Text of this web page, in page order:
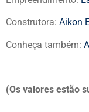
Construtora: Aikon
Conheça também:
(Os valores estão